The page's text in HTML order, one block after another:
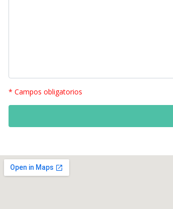
* Campos obligatorios